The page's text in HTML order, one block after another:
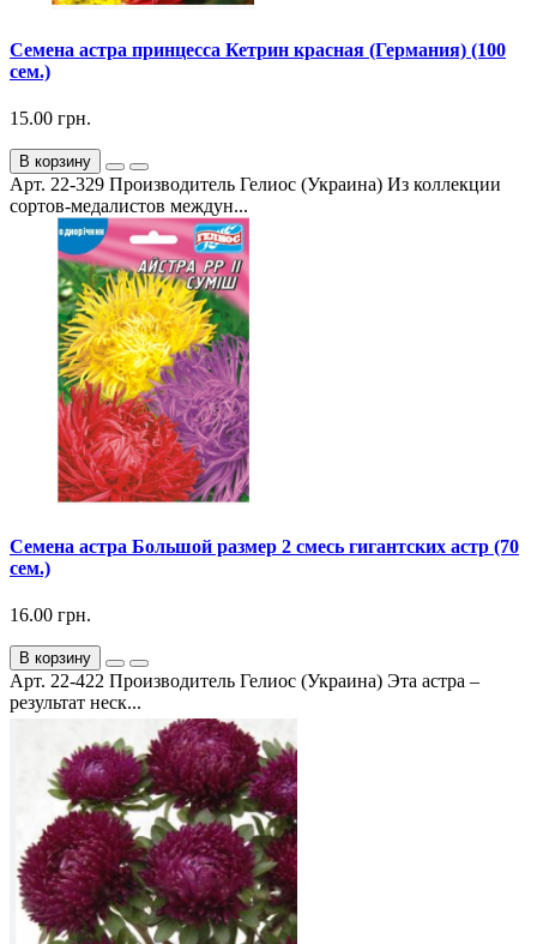
Семена астра принцесса Кетрин красная (Германия) (100
сем.)
15.00 грн.
В корзину
Арт. 22-329 Производитель Гелиос (Украина) Из коллекции
сортов-медалистов междун...
Семена астра Большой размер 2 смесь гигантских астр (70
сем.)
16.00 грн.
В корзину
Арт. 22-422 Производитель Гелиос (Украина) Эта астра –
результат неск...